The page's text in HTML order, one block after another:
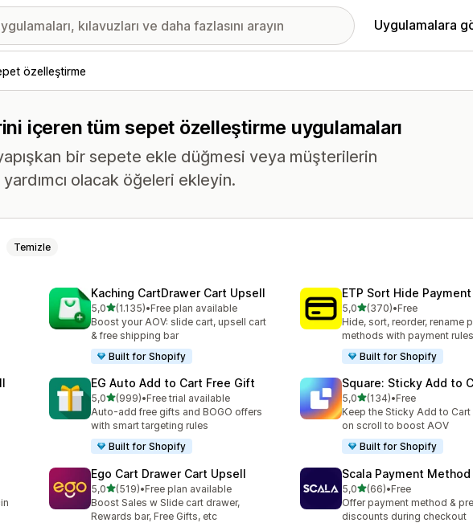
Uygulamalara
özelleştirme
içeren tüm sepet özelleştirme uygulamaları
bir sepete ekle düğmesi veya müşterilerin
olacak öğeleri ekleyin.
Temizle
Kaching CartDrawer Cart Upsell
5,05 yıldız üzerinden
(1.135)
toplam 1135 değerlendirme
•Free plan available
Boost your AOV: slide cart, upsell cart
& free shipping bar
Built for Shopify
ETP Sort Hide
5,05 yıldız üzerinden
(370)
toplam 370 değerlendirme
•Free
Hide, sort, reorder, rename
methods with payment rules
Built for Shopify
EG Auto Add to Cart Free Gift
5,05 yıldız üzerinden
(999)
toplam 999 değerlendirme
•Free trial available
Auto-add free gifts and BOGO offers
with smart targeting rules
Built for Shopify
Square: Sticky Add to
5,05 yıldız üzerinden
(134)
toplam 134 değerlendirme
•Free
Keep the Sticky Add to
on scroll to boost AOV
Built for Shopify
Ego Cart Drawer Cart Upsell
5,05 yıldız üzerinden
(519)
toplam 519 değerlendirme
•Free plan available
Boost Sales w Slide cart drawer,
Rewards bar, Free Gifts, etc
Scala Payment
5,05 yıldız üzerinden
(66)
toplam 66 değerlendirme
•Free
Offer payment method &
discounts during checkout